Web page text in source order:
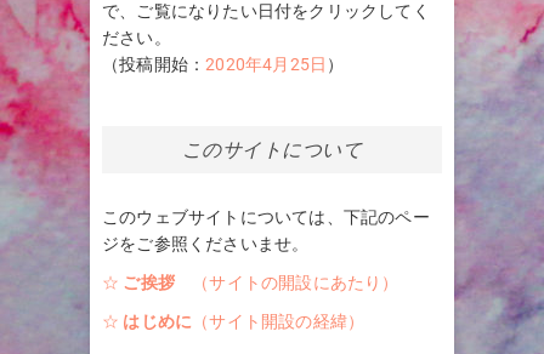
で、ご覧になりたい日付をクリックしてく
ださい。
（投稿開始：2020年4月25日 ）
このサイトについて
このウェブサイトについては、下記のペー
ジをご参照くださいませ。
☆ ご挨拶
（サイトの開設にあたり）
☆ はじめに （サイト開設の経緯）